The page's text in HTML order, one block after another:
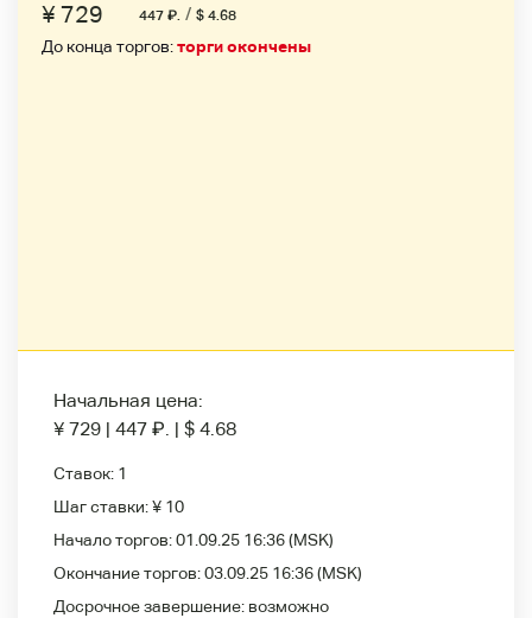
¥ 729 447 ₽. / $ 4.68
До конца торгов:торги окончены
Начальная цена:
¥ 729 | 447 ₽. | $ 4.68
Ставок: 1
Шаг ставки:¥ 10
Начало торгов:01.09.25 16:36(MSK)
Окончание торгов:03.09.25 16:36(MSK)
Досрочное завершение: возможно